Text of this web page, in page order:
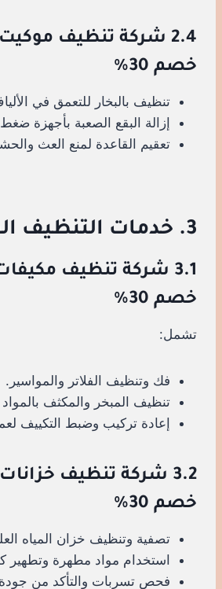
2.4 شركة تنظيف
خصم 30%
تنظيف بالبخار للتعمق في
إزالة البقع الصعبة بأجهزة
تعقيم القاعدة لمنع العث
3. خدمات التنظيف المتخصصة
3.1 شركة تنظيف
خصم 30%
تشمل:
فك وتنظيف الفلاتر والمواسير.
تنظيف المبخر والمكثف
إعادة تركيب وضبط التكييف
3.2 شركة تنظيف
خصم 30%
تصفية وتنظيف خزان المياه
استخدام مواد مطهرة وتطهير
فحص تسربات والتأكد من جودة